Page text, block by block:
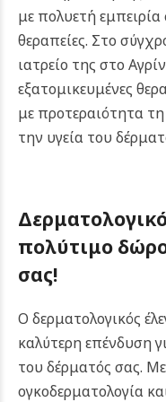
με πολυετή εμπειρία
θεραπείες. Στο
ιατρείο της στο
εξατομικευμένες
με προτεραιότητα
την υγεία του
πολύτιμο
σας!
Ο δερματολογικός
καλύτερη επένδυση
του δέρματός σας.
ογκοδερματολογία